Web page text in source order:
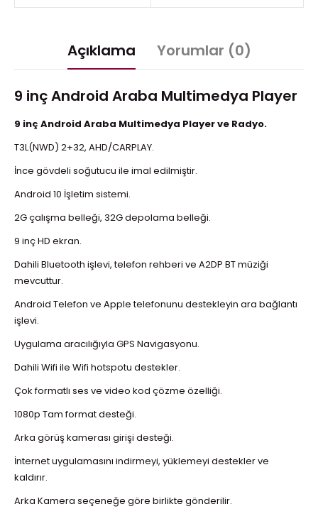
Açıklama Yorumlar (0)
9 inç Android Araba Multimedya Player
9 inç Android Araba Multimedya Player ve Radyo.
T3L(NWD) 2+32, AHD/CARPLAY.
İnce gövdeli soğutucu ile imal edilmiştir.
Android 10 İşletim sistemi.
2G çalışma belleği, 32G depolama belleği.
9 inç HD ekran.
Dahili Bluetooth işlevi, telefon rehberi ve A2DP BT müziği
mevcuttur.
Android Telefon ve Apple telefonunu destekleyin ara bağlantı
işlevi.
Uygulama aracılığıyla GPS Navigasyonu.
Dahili Wifi ile Wifi hotspotu destekler.
Çok formatlı ses ve video kod çözme özelliği.
1080p Tam format desteği.
Arka görüş kamerası girişi desteği.
İnternet uygulamasını indirmeyi, yüklemeyi destekler ve
kaldırır.
Arka Kamera seçeneğe göre birlikte gönderilir.